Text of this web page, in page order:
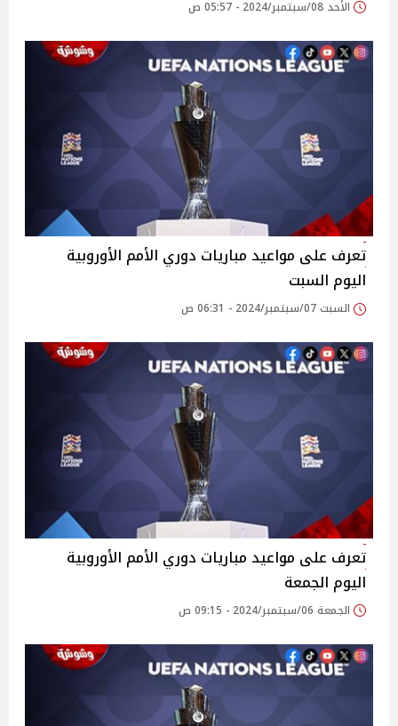
الأحد 08/سبتمبر/2024 - 05:57 ص
تعرف على مواعيد مباريات دوري الأمم الأوروبية
اليوم السبت
السبت 07/سبتمبر/2024 - 06:31 ص
تعرف على مواعيد مباريات دوري الأمم الأوروبية
اليوم الجمعة
الجمعة 06/سبتمبر/2024 - 09:15 ص